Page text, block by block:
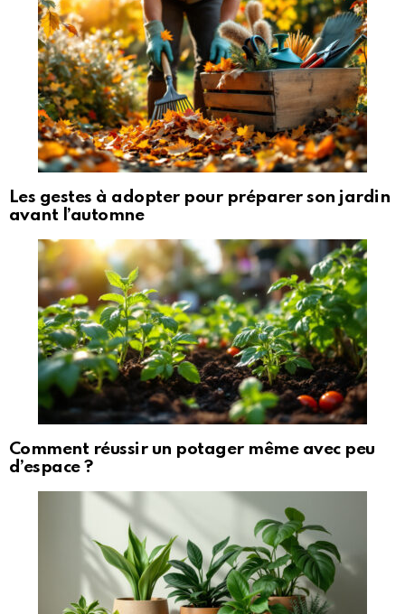
Les gestes à adopter pour préparer son jardin
avant l’automne
Comment réussir un potager même avec peu
d’espace ?